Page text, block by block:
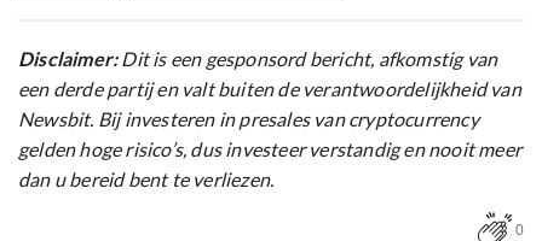
Disclaimer:Dit is een gesponsord bericht, afkomstig van
een derde partij en valt buiten de verantwoordelijkheid van
Newsbit. Bij investeren in presales van cryptocurrency
gelden hoge risico’s, dus investeer verstandig en nooit meer
dan u bereid bent te verliezen.
0